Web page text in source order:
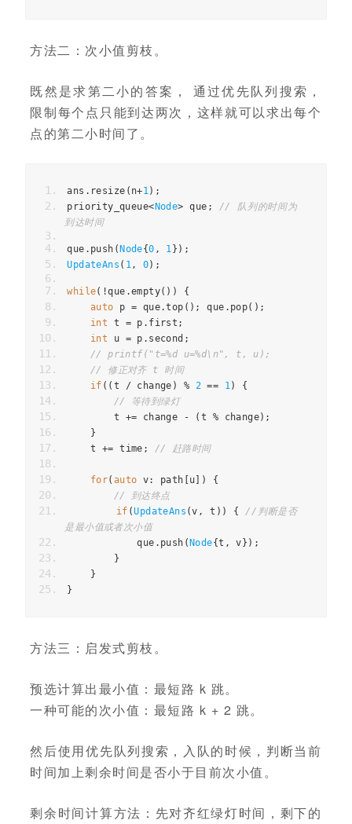
方法二：次小值剪枝。
既然是求第二小的答案， 通过优先队列搜索，
限制每个点只能到达两次，这样就可以求出每个
点的第二小时间了。
ans . resize ( n+1);
priority_queue< Node> que ;
// 队列的时间为
到达时间
que . push ( Node{0 , 1 });
UpdateAns ( 1, 0);
while(!que .empty())
{
auto p = que.top (); que . pop();
int t = p . first ;
int u = p . second ;
// printf("t=%d u=%d\n", t, u);
// 修正对齐 t 时间
if (( t / change ) % 2 == 1)
{
// 等待到绿灯
        t
+= change - ( t % change);
}
    t
+= time ; // 赶路时间
for( auto v: path u ])
{
// 到达终点
if (UpdateAns (v , t )) {
//判断是否
是最小值或者次小值
            que
. push ( Node{t , v });
}
}
}
方法三：启发式剪枝。
预选计算出最小值：最短路 k 跳。
一种可能的次小值：最短路 k + 2 跳。
然后使用优先队列搜索，入队的时候，判断当前
时间加上剩余时间是否小于目前次小值。
剩余时间计算方法：先对齐红绿灯时间，剩下的